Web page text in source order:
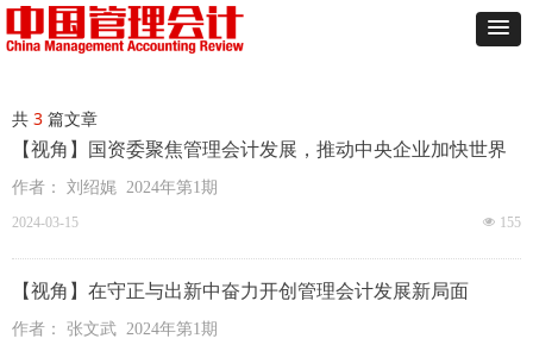
共 3 篇文章
【视角】国资委聚焦管理会计发展，推动中央企业加快世界
一流财务体系建设
作者： 刘绍娓 2024年第1期
넶 155
2024-03-15
【视角】在守正与出新中奋力开创管理会计发展新局面
作者： 张文武 2024年第1期